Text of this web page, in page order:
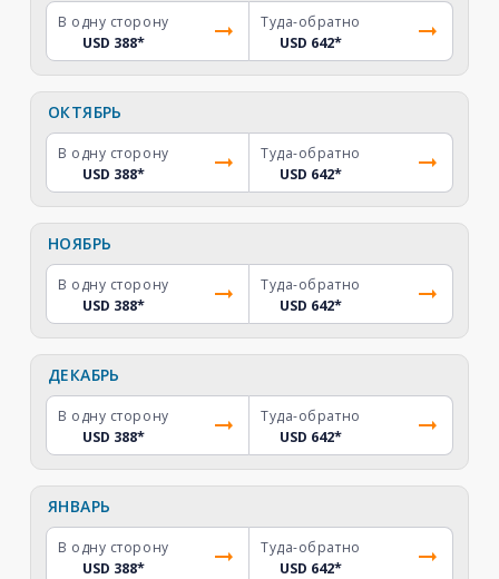
В одну сторону
USD 388*
Туда-обратно
USD 642*
ОКТЯБРЬ
В одну сторону
USD 388*
Туда-обратно
USD 642*
НОЯБРЬ
В одну сторону
USD 388*
Туда-обратно
USD 642*
ДЕКАБРЬ
В одну сторону
USD 388*
Туда-обратно
USD 642*
ЯНВАРЬ
В одну сторону
USD 388*
Туда-обратно
USD 642*